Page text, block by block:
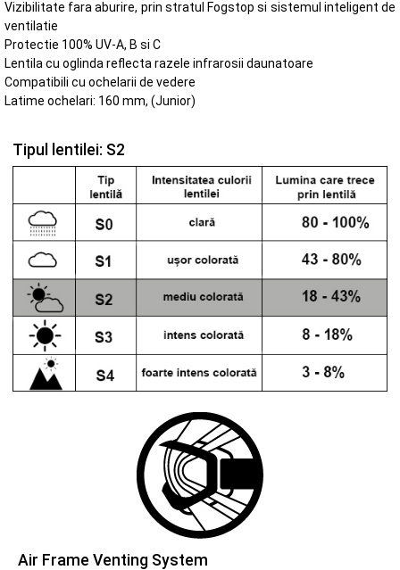
Vizibilitate fara aburire, prin stratul Fogstop si sistemul inteligent de
ventilatie
Protectie 100% UV-A, B si C
Lentila cu oglinda reflecta razele infrarosii daunatoare
Compatibili cu ochelarii de vedere
Latime ochelari: 160 mm, (Junior)
Tipul lentilei: S2
Air Frame Venting System